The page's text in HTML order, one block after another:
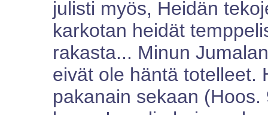
julisti myös, Heidän
karkotan heidät
rakasta... Minun
eivät ole häntä totelleet.
pakanain sekaan